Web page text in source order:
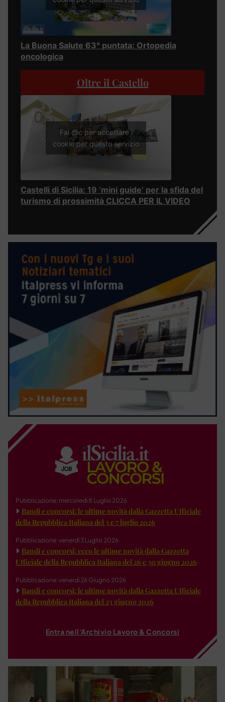
La Buona Salute 63° puntata: Ortopedia
oncologica
Oltre il Castello
Fai clic per accettare i
cookie per questo servizio
Castelli di Sicilia: 19 ‘mini guide’ per la sfida del
turismo di prossimità CLICCA PER IL VIDEO
Pubblicazione: mercoledì 8 Luglio 2026
Bandi e concorsi: le ultime novità dalla Gazzetta Ufficiale
della Repubblica Italiana del 3 e 7 luglio 2026
Pubblicazione: venerdì 3 Luglio 2026
Bandi e concorsi: ecco le ultime novità dalla Gazzetta
Ufficiale della Repubblica Italiana del 26 e 30 giugno 2026
Pubblicazione: venerdì 26 Giugno 2026
Bandi e concorsi: le ultime novità dalla Gazzetta Ufficiale
della Repubblica Italiana del 23 giugno 2026
Entra nell'Archivio Lavoro & Concorsi